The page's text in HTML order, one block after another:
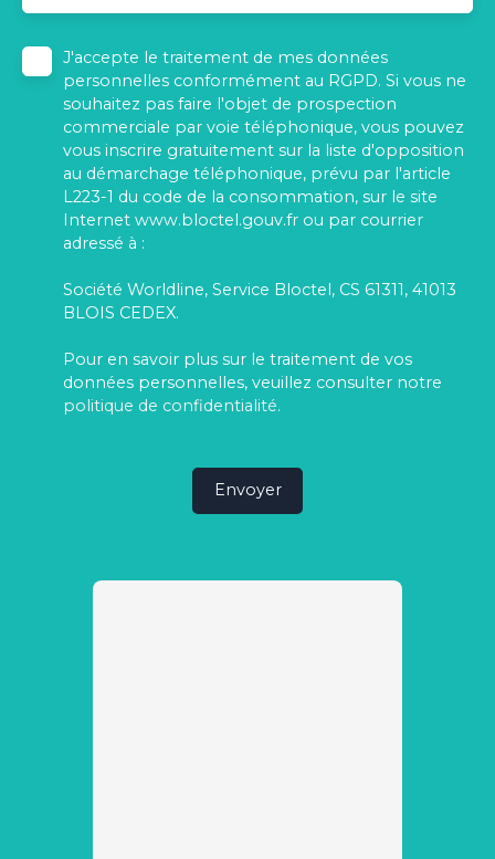
J'accepte le traitement de mes données
personnelles conformément au RGPD. Si vous ne
souhaitez pas faire l'objet de prospection
commerciale par voie téléphonique, vous pouvez
vous inscrire gratuitement sur la liste d'opposition
au démarchage téléphonique, prévu par l'article
L223-1 du code de la consommation, sur le site
Internet www.bloctel.gouv.fr ou par courrier
adressé à :
Société Worldline, Service Bloctel, CS 61311, 41013
BLOIS CEDEX.
Pour en savoir plus sur le traitement de vos
données personnelles, veuillez consulter notre
politique de confidentialité.
Envoyer